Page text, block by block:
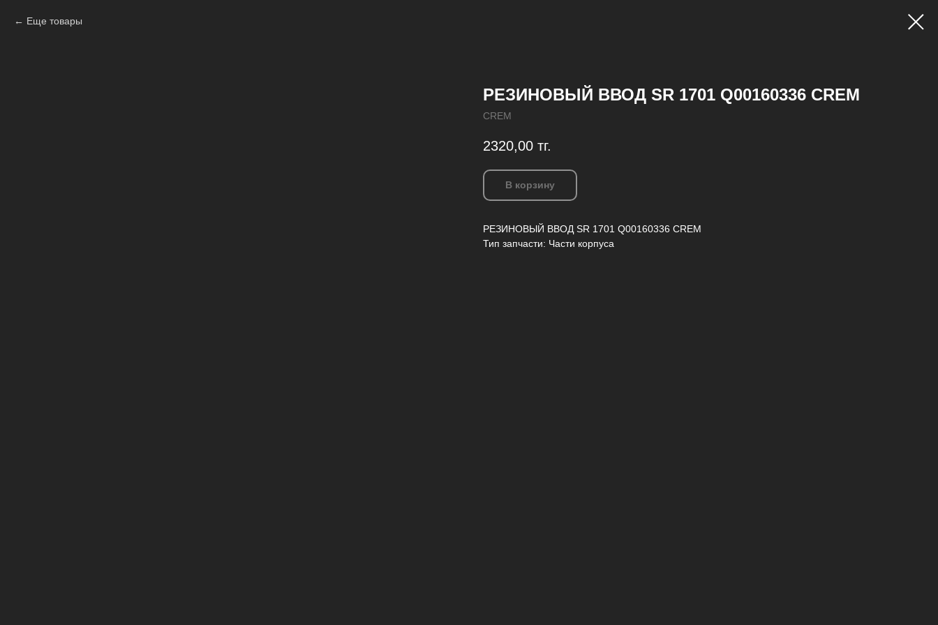
Еще товары
РЕЗИНОВЫЙ ВВОД SR 1701 Q00160336 CREM
CREM
2320,00 тг.
В корзину
РЕЗИНОВЫЙ ВВОД SR 1701 Q00160336 CREM
Тип запчасти: Части корпуса